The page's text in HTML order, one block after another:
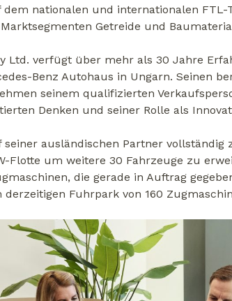
nationalen und internationalen
Getreide und
Ltd. verfügt über mehr als 30 Jahre
Benz Autohaus in Ungarn. Seinen
seinem qualifizierten
Denken und seiner Rolle als
ausländischen Partner vollständig
Flotte um weitere 30 Fahrzeuge zu
die gerade in Auftrag
derzeitigen Fuhrpark von 160